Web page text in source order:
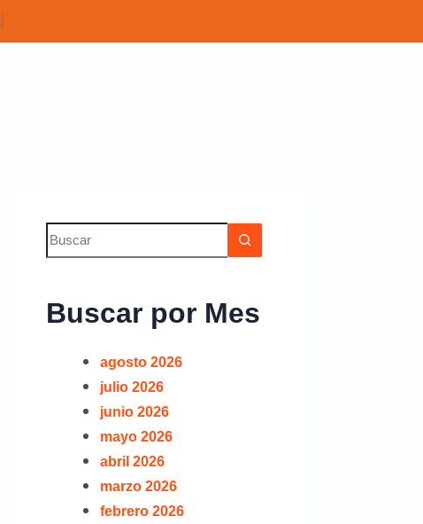
Buscar por Mes
agosto 2026
julio 2026
junio 2026
mayo 2026
abril 2026
marzo 2026
febrero 2026